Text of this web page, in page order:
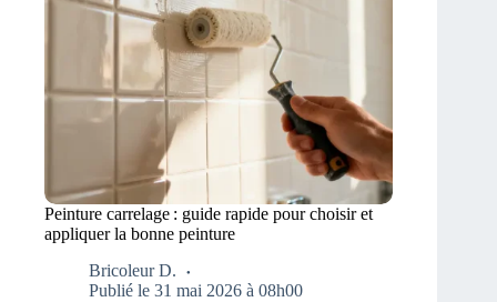
Peinture carrelage : guide rapide pour choisir et
appliquer la bonne peinture
Bricoleur D.
Publié le 31 mai 2026 à 08h00